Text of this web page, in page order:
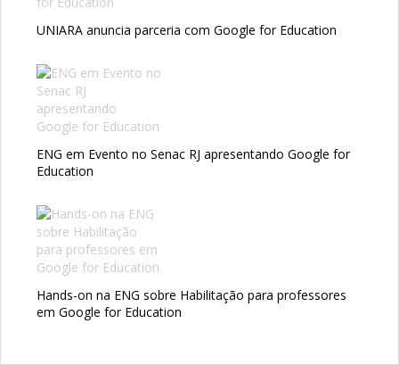
UNIARA anuncia parceria com Google for Education
ENG em Evento no Senac RJ apresentando Google for
Education
Hands-on na ENG sobre Habilitação para professores
em Google for Education